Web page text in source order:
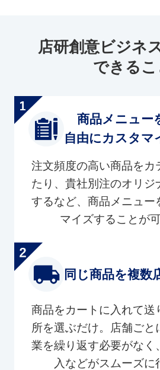
店研創意ビジネ
できるこ
商品メニュー
自由にカスタマ
注文頻度の高い商品をカ
たり、貴社別注のオリジ
するなど、商品メニュー
マイズすることが可
同じ商品を複数
商品をカートに入れて送
所を選ぶだけ。店舗ごと
業を繰り返す必要がなく
入などがスムーズに